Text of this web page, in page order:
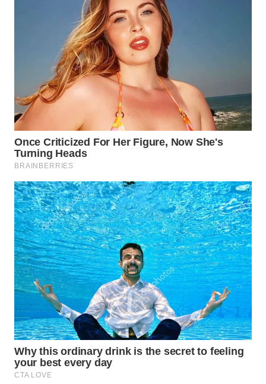
BINTAN
WN
LIKUPANG
WN
LABUANBAJO
WN
BORNEO
Wahana
Media
Group
WAHANA
NEWS